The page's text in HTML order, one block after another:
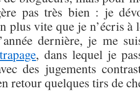
pas très bien : je
plus vite que je n’écris à
dernière, je me
, dans lequel je
des jugements
retour quelques tirs de